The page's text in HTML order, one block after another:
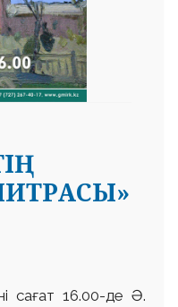
сағат 16.00-де Ә.